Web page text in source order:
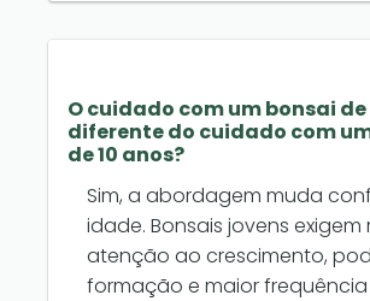
O cuidado com um bonsai de
diferente do cuidado com
de 10 anos?
Sim, a abordagem muda
idade. Bonsais jovens exigem
atenção ao crescimento,
formação e maior